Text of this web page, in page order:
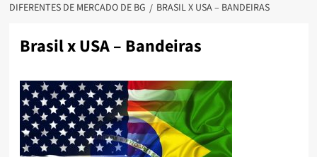
DIFERENTES DE MERCADO DE BG
BRASIL X USA – BANDEIRAS
Brasil x USA – Bandeiras